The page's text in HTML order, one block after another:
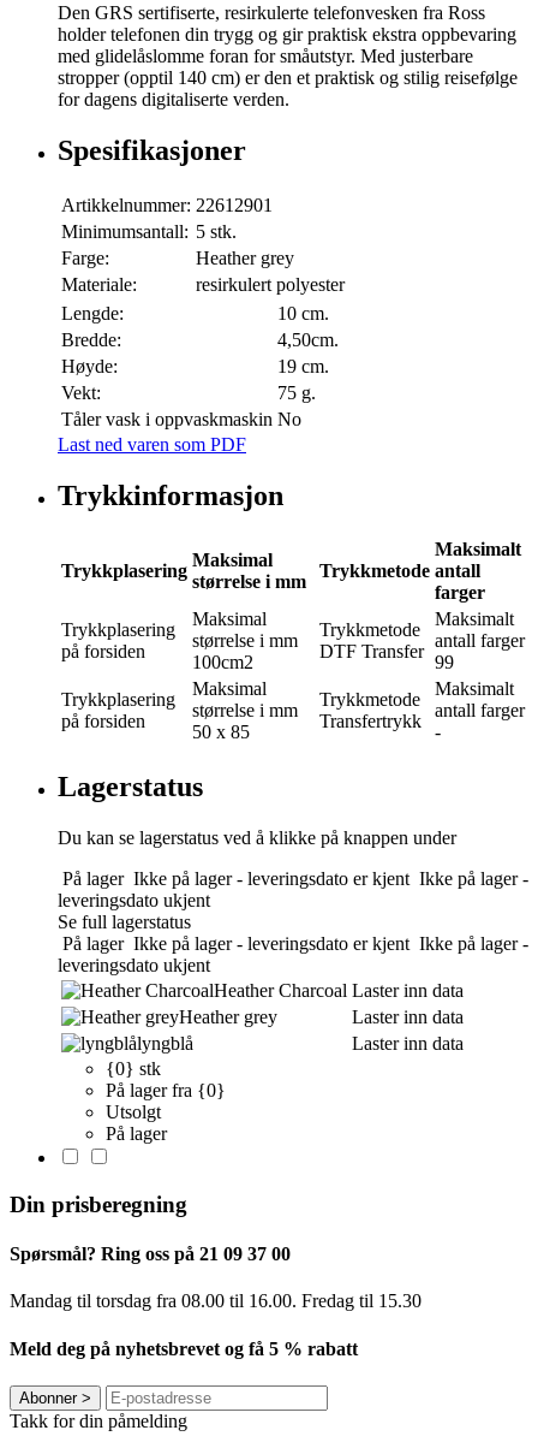
Den GRS sertifiserte, resirkulerte telefonvesken fra Ross
holder telefonen din trygg og gir praktisk ekstra oppbevaring
med glidelåslomme foran for småutstyr. Med justerbare
stropper (opptil 140 cm) er den et praktisk og stilig reisefølge
for dagens digitaliserte verden.
Spesifikasjoner
Artikkelnummer: 22612901
Minimumsantall: 5 stk.
Farge:
Heather grey
Materiale:
resirkulert polyester
Lengde:
10 cm.
Bredde:
4,50cm.
Høyde:
19 cm.
Vekt:
75 g.
Tåler vask i oppvaskmaskin No
Last ned varen som PDF
Trykkinformasjon
Trykkplasering
Maksimal
størrelse i mm
Trykkmetode
Maksimalt
antall
farger
Trykkplasering
på forsiden
Maksimal
størrelse i mm
100cm2
Trykkmetode
DTF Transfer
Maksimalt
antall farger
99
Trykkplasering
på forsiden
Maksimal
størrelse i mm
50 x 85
Trykkmetode
Transfertrykk
Maksimalt
antall farger
-
Lagerstatus
Du kan se lagerstatus ved å klikke på knappen under
På lager Ikke på lager - leveringsdato er kjent Ikke på lager -
leveringsdato ukjent
Se full lagerstatus
På lager Ikke på lager - leveringsdato er kjent Ikke på lager -
leveringsdato ukjent
Heather Charcoal Laster inn data
Heather grey
Laster inn data
lyngblå
Laster inn data
{0} stk
På lager fra {0}
Utsolgt
På lager
Din prisberegning
Spørsmål? Ring oss på 21 09 37 00
Mandag til torsdag ​​fra 08.00 til 16.00. Fredag til 15.30
Meld deg på nyhetsbrevet og få 5 % rabatt
Abonner>
Takk for din påmelding